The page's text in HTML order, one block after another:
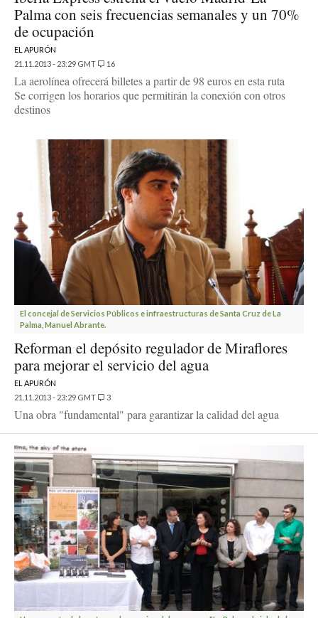
Palma con seis frecuencias semanales y un 70%
de ocupación
EL APURÓN
21.11.2013 - 23:29 GMT
16
La aerolínea ofrecerá billetes a partir de 98 euros en esta ruta
Se corrigen los horarios que permitirán la conexión con otros
destinos
El concejal de Servicios Públicos e infraestructuras de Santa Cruz de La
Palma, Manuel Abrante.
Reforman el depósito regulador de Miraflores
para mejorar el servicio del agua
EL APURÓN
21.11.2013 - 23:29 GMT
3
Una obra "fundamental" para garantizar la calidad del agua